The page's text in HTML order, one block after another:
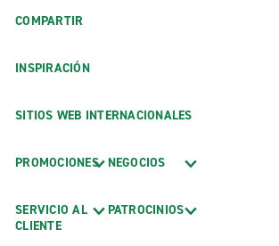
COMPARTIR
INSPIRACIÓN
SITIOS WEB INTERNACIONALES
PROMOCIONES
SERVICIO AL
CLIENTE
NEGOCIOS
PATROCINIOS